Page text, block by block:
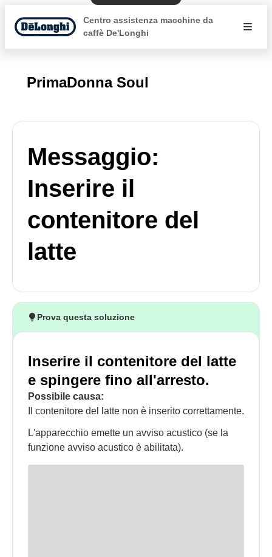
Centro assistenza macchine da
caffè De'Longhi
PrimaDonna Soul
Messaggio:
Inserire il
contenitore del
latte
Prova questa soluzione
Inserire il contenitore del latte
e spingere fino all'arresto.
Possibile causa:
Il contenitore del latte non è inserito correttamente.
L'apparecchio emette un avviso acustico (se la
funzione avviso acustico è abilitata).